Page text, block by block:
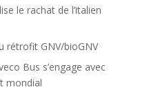
le rachat de l’italien
rétrofit GNV/bioGNV
Bus s’engage avec
mondial